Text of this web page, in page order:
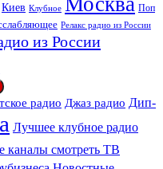
Киев Клубное Поп
Релакс радио из России
из России
радио Джаз радио Дип-
Лучшее клубное радио
каналы смотреть ТВ